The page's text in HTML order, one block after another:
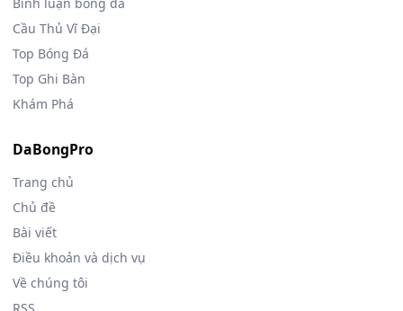
Cầu Thủ Vĩ Đại
Top Bóng Đá
Top Ghi Bàn
Khám Phá
DaBongPro
Trang chủ
Chủ đề
Bài viết
Điều khoản và dịch vụ
Về chúng tôi